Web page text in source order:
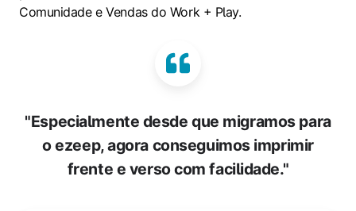
Comunidade e Vendas do Work + Play.
"Especialmente desde que migramos para
o ezeep, agora conseguimos imprimir
frente e verso com facilidade."